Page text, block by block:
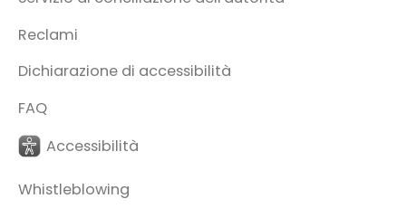
Reclami
Dichiarazione di accessibilità
FAQ
Accessibilità
Whistleblowing